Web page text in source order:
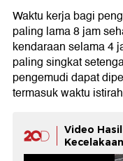
Waktu kerja bagi
paling lama 8 jam
kendaraan selama 4
paling singkat
pengemudi dapat
termasuk waktu
Video